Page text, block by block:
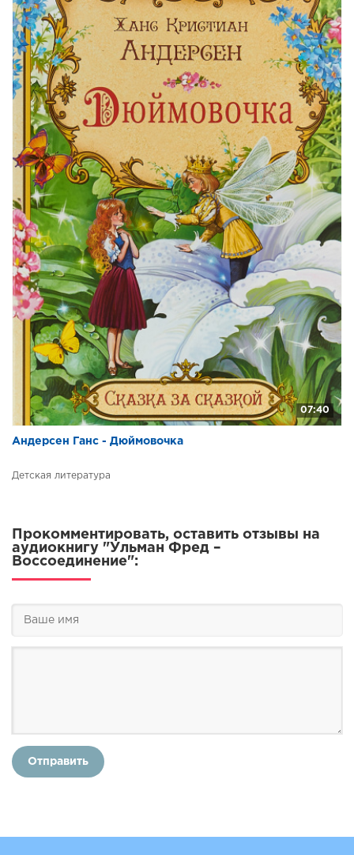
07:40
Андерсен Ганс - Дюймовочка
Детская литература
Прокомментировать, оставить отзывы на
аудиокнигу "Ульман Фред –
Воссоединение":
Отправить